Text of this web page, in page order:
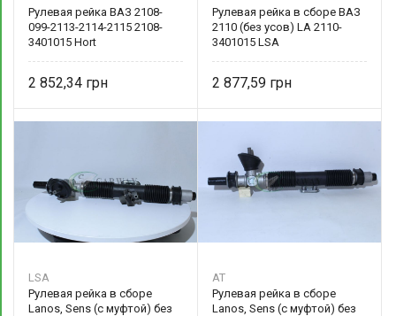
Рулевая рейка ВАЗ 2108-
099-2113-2114-2115 2108-
3401015 Hort
2 852,34
Рулевая рейка в сборе ВАЗ
2110 (без усов) LA 2110-
3401015 LSA
2 877,59
LSA
Рулевая рейка в сборе
Lanos, Sens (с муфтой) без
AT
Рулевая рейка в сборе
Lanos, Sens (с муфтой) без